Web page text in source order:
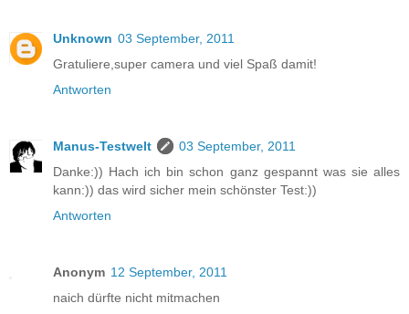
Unknown 03 September, 2011
Gratuliere,super camera und viel Spaß damit!
Antworten
Manus-Testwelt
03 September, 2011
Danke:)) Hach ich bin schon ganz gespannt was sie alles
kann:)) das wird sicher mein schönster Test:))
Antworten
Anonym 12 September, 2011
naich dürfte nicht mitmachen